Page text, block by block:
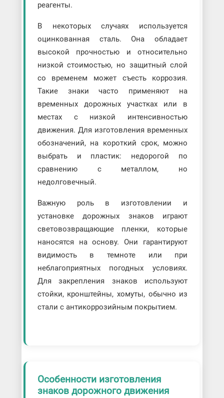
реагенты.
В некоторых случаях используется
оцинкованная сталь. Она обладает
высокой прочностью и относительно
низкой стоимостью, но защитный слой
со временем может съесть коррозия.
Такие знаки часто применяют на
временных дорожных участках или в
местах с низкой интенсивностью
движения. Для изготовления временных
обозначений, на короткий срок, можно
выбрать и пластик: недорогой по
сравнению с металлом, но
недолговечный.
Важную роль в изготовлении и
установке дорожных знаков играют
световозвращающие пленки, которые
наносятся на основу. Они гарантируют
видимость в темноте или при
неблагоприятных погодных условиях.
Для закрепления знаков используют
стойки, кронштейны, хомуты, обычно из
стали с антикоррозийным покрытием.
Особенности изготовления
знаков дорожного движения